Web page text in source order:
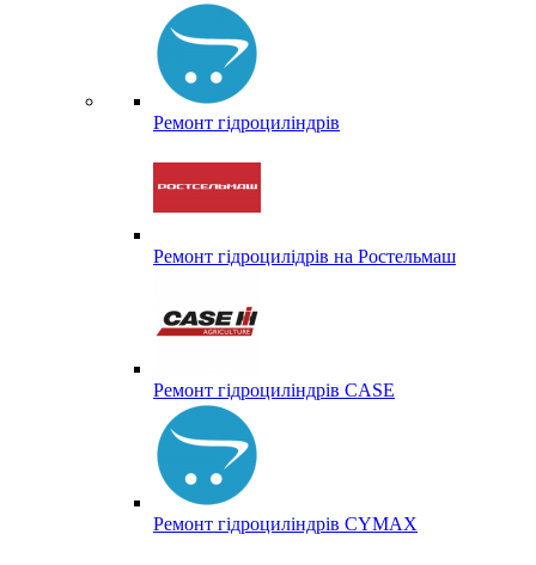
Ремонт гідроциліндрів
Ремонт гідроцилідрів на Ростельмаш
Ремонт гідроциліндрів CASE
Ремонт гідроциліндрів CYMAX